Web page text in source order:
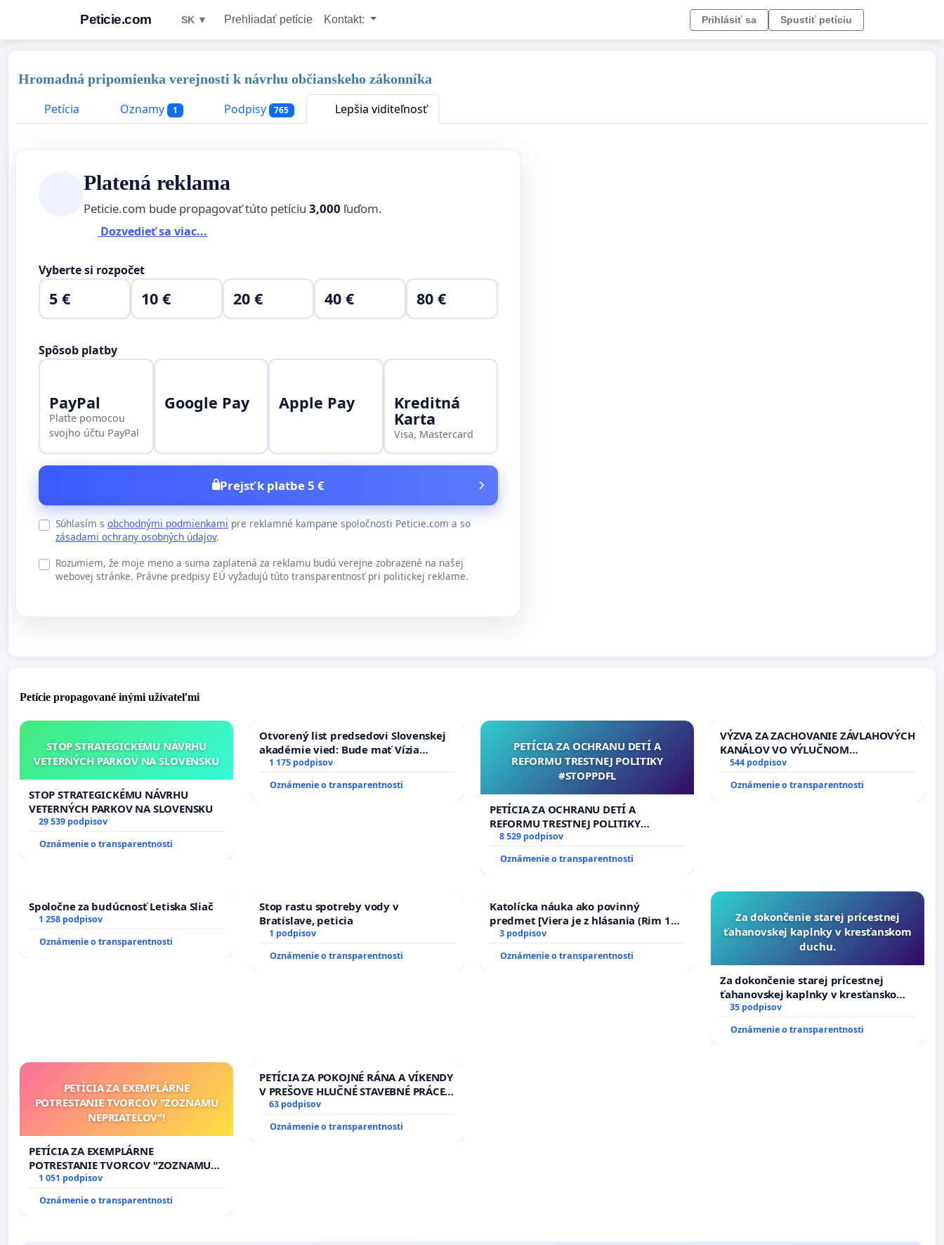
Peticie.com SK ▼ Prehliadať petície Kontakt: Prihlásiť sa Spustiť petíciu
Hromadná pripomienka verejnosti k návrhu občianskeho zákonníka
Petícia
Oznamy 1 Podpisy 765 Lepšia viditeľnosť
Platená reklama
Peticie.com bude propagovať túto petíciu 3,000 ľuďom.
Dozvedieť sa viac...
Vyberte si rozpočet
5 € 10 € 20 € 40 € 80 €
Spôsob platby
PayPal
Plaťte pomocou
svojho účtu PayPal
Google Pay Apple Pay Kreditná
Karta
Visa, Mastercard
Prejsť k platbe 5 €
Súhlasím s obchodnými podmienkami pre reklamné kampane spoločnosti Peticie.com a so
zásadami ochrany osobných údajov.
Rozumiem, že moje meno a suma zaplatená za reklamu budú verejne zobrazené na našej
webovej stránke. Právne predpisy EÚ vyžadujú túto transparentnosť pri politickej reklame.
Petície propagované inými užívateľmi
STOP STRATEGICKÉMU NÁVRHU
VETERNÝCH PARKOV NA SLOVENSKU
STOP STRATEGICKÉMU NÁVRHU
VETERNÝCH PARKOV NA SLOVENSKU
29 539 podpisov
Oznámenie o transparentnosti
Otvorený list predsedovi Slovenskej
akadémie vied: Bude mať Vízia
Slovenska 2040 mravnú chrbticu?
1 175 podpisov
Oznámenie o transparentnosti
PETÍCIA ZA OCHRANU DETÍ A
REFORMU TRESTNEJ POLITIKY
#STOPPDFL
PETÍCIA ZA OCHRANU DETÍ A
REFORMU TRESTNEJ POLITIKY
#STOPPDFL
8 529 podpisov
Oznámenie o transparentnosti
VÝZVA ZA ZACHOVANIE ZÁVLAHOVÝCH
KANÁLOV VO VÝLUČNOM
VLASTNÍCTVE A POD KONTROLOU
riešenie zanedbaného stavu
544 podpisov
Oznámenie o transparentnosti
Spoločne za budúcnosť Letiska Sliač
1 258 podpisov
Oznámenie o transparentnosti
Stop rastu spotreby vody v
Bratislave, peticia
1 podpisov
Oznámenie o transparentnosti
Katolícka náuka ako povinný
predmet [Viera je z hlásania (Rim 10,
17)]
3 podpisov
Oznámenie o transparentnosti
Za dokončenie starej prícestnej
ťahanovskej kaplnky v kresťanskom
duchu.
Za dokončenie starej prícestnej
ťahanovskej kaplnky v kresťanskom
duchu.
35 podpisov
Oznámenie o transparentnosti
PETÍCIA ZA EXEMPLÁRNE
POTRESTANIE TVORCOV "ZOZNAMU
NEPRIATEĽOV"!
PETÍCIA ZA EXEMPLÁRNE
POTRESTANIE TVORCOV "ZOZNAMU
NEPRIATEĽOV"!
1 051 podpisov
Oznámenie o transparentnosti
PETÍCIA ZA POKOJNÉ RÁNA A VÍKENDY
V PREŠOVE HLUČNÉ STAVEBNÉ PRÁCE
V SOBOTU LEN OD 9.00 DO 13.00
8.00 – 18.00 HOD. A PRAVIDELNÁ
63 podpisov
Oznámenie o transparentnosti